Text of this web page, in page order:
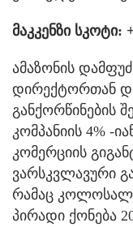
მაკკენზი
ამაზონის
დირექტორთან
განქორწინების
კომპანიის 4% -
კომერციის
ვარსკვლავური
რამაც
პირადი ქონება